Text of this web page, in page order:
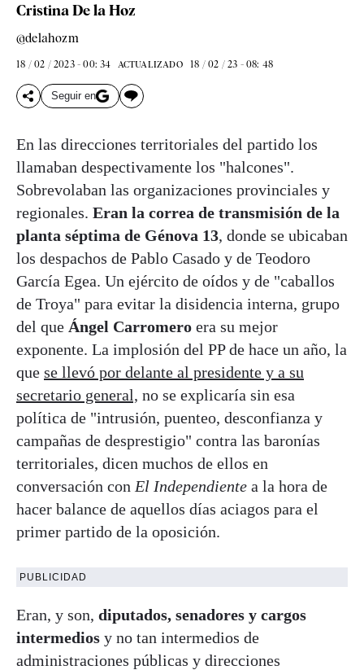
Cristina De la Hoz
@delahozm
18 / 02 / 2023 - 00: 34 ACTUALIZADO 18 / 02 / 23 - 08: 48
Seguir en
En las direcciones territoriales del partido los
llamaban despectivamente los "halcones".
Sobrevolaban las organizaciones provinciales y
regionales. Eran la correa de transmisión de la
planta séptima de Génova 13, donde se ubicaban
los despachos de Pablo Casado y de Teodoro
García Egea. Un ejército de oídos y de "caballos
de Troya" para evitar la disidencia interna, grupo
del que Ángel Carromero era su mejor
exponente. La implosión del PP de hace un año, la
que se llevó por delante al presidente y a su
secretario general, no se explicaría sin esa
política de "intrusión, puenteo, desconfianza y
campañas de desprestigio" contra las baronías
territoriales, dicen muchos de ellos en
conversación con El Independiente a la hora de
hacer balance de aquellos días aciagos para el
primer partido de la oposición.
PUBLICIDAD
Eran, y son, diputados, senadores y cargos
intermedios y no tan intermedios de
administraciones públicas y direcciones